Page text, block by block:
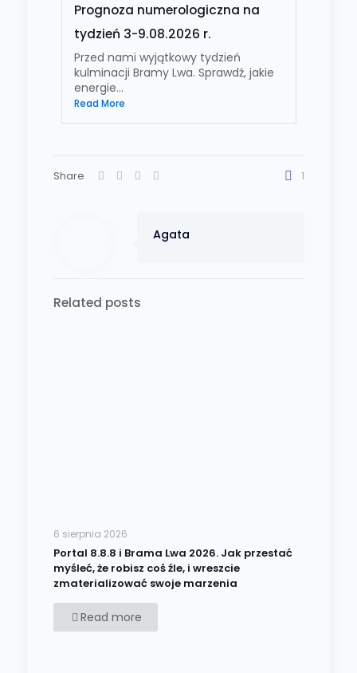
Prognoza numerologiczna na
tydzień 3-9.08.2026 r.
Przed nami wyjątkowy tydzień
kulminacji Bramy Lwa. Sprawdź, jakie
energie...
Read More
Share 1
Agata
Related posts
6 sierpnia 2026
Portal 8.8.8 i Brama Lwa 2026. Jak przestać
myśleć, że robisz coś źle, i wreszcie
zmaterializować swoje marzenia
Read more